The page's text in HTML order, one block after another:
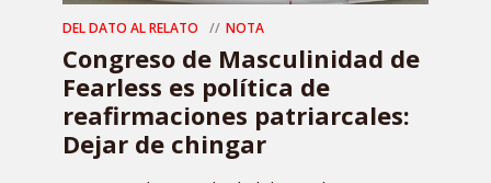
DEL DATO AL RELATO NOTA
Congreso de Masculinidad de
Fearless es política de
reafirmaciones patriarcales:
Dejar de chingar